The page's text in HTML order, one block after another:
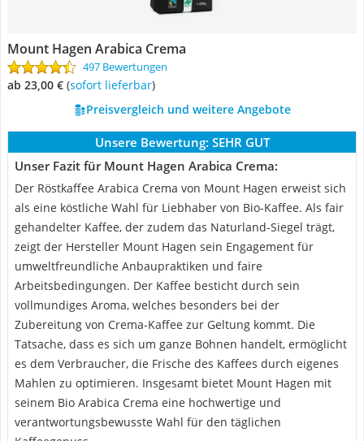
Mount Hagen Arabica Crema
497 Bewertungen
ab 23,00 € ( Sofort lieferbar)
Preisvergleich und weitere Angebote
Unsere Bewertung: SEHR GUT
Unser Fazit für Mount Hagen Arabica Crema:
Der Röstkaffee Arabica Crema von Mount Hagen erweist sich
als eine köstliche Wahl für Liebhaber von Bio-Kaffee. Als fair
gehandelter Kaffee, der zudem das Naturland-Siegel trägt,
zeigt der Hersteller Mount Hagen sein Engagement für
umweltfreundliche Anbaupraktiken und faire
Arbeitsbedingungen. Der Kaffee besticht durch sein
vollmundiges Aroma, welches besonders bei der
Zubereitung von Crema-Kaffee zur Geltung kommt. Die
Tatsache, dass es sich um ganze Bohnen handelt, ermöglicht
es dem Verbraucher, die Frische des Kaffees durch eigenes
Mahlen zu optimieren. Insgesamt bietet Mount Hagen mit
seinem Bio Arabica Crema eine hochwertige und
verantwortungsbewusste Wahl für den täglichen